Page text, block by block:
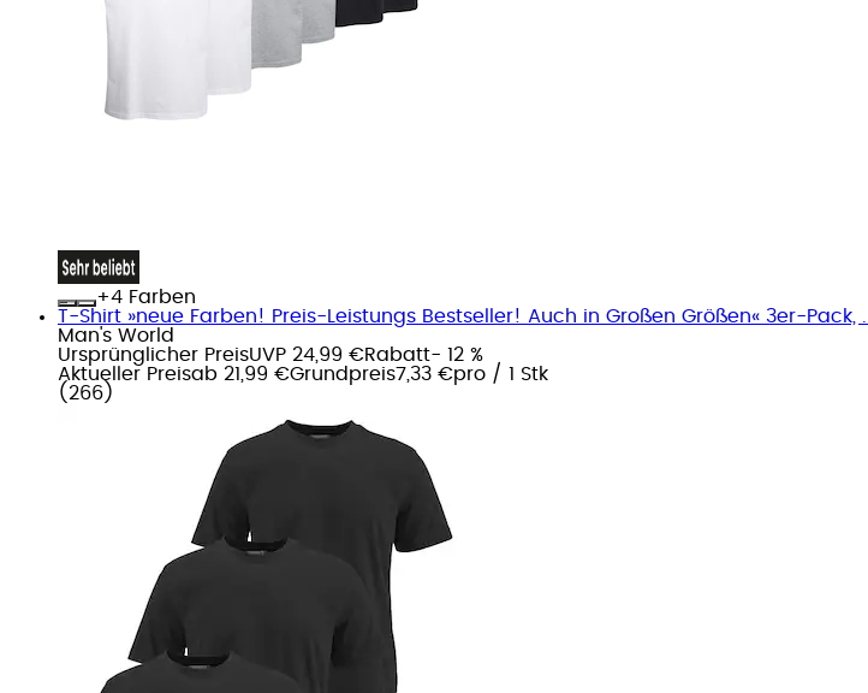
+
Farben
T-Shirt »neue Farben! Preis-Leistungs Bestseller! Auch in Großen Größen« 3er-Pack, ...
Man's World
Ursprünglicher PreisUVP 24,99 €Rabatt- 12 %
Aktueller Preisab 21,99 €Grundpreis7,33 €pro / 1 Stk
( 266 )